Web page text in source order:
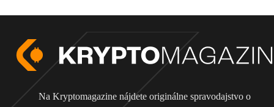
Na Kryptomagazine nájdete originálne spravodajstvo o